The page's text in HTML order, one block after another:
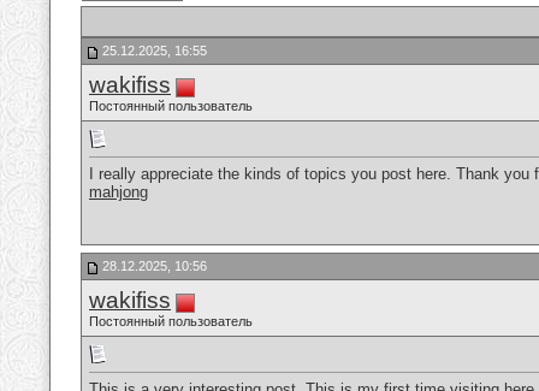
25.12.2025, 16:55
wakifiss
Постоянный пользователь
I really appreciate the kinds of topics you post here. Thank
mahjong
28.12.2025, 10:56
wakifiss
Постоянный пользователь